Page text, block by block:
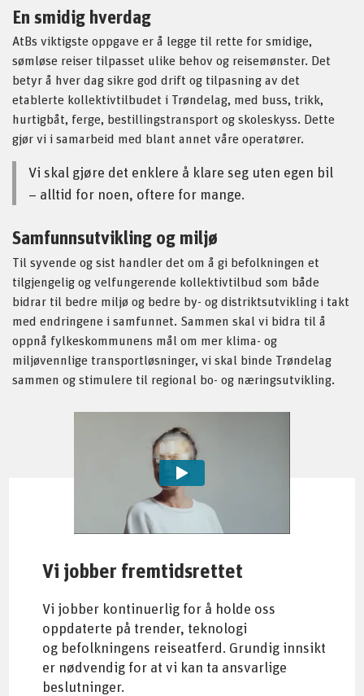
En smidig hverdag
AtBs viktigste oppgave er å legge til rette for smidige,
sømløse reiser tilpasset ulike behov og reisemønster. Det
betyr å hver dag sikre god drift og tilpasning av det
etablerte kollektivtilbudet i Trøndelag, med buss, trikk,
hurtigbåt, ferge, bestillingstransport og skoleskyss. Dette
gjør vi i samarbeid med blant annet våre operatører.
Vi skal gjøre det enklere å klare seg uten egen bil
– alltid for noen, oftere for mange.
Samfunnsutvikling og miljø
Til syvende og sist handler det om å gi befolkningen et
tilgjengelig og velfungerende kollektivtilbud som både
bidrar til bedre miljø og bedre by- og distriktsutvikling i takt
med endringene i samfunnet. Sammen skal vi bidra til å
oppnå fylkeskommunens mål om mer klima- og
miljøvennlige transportløsninger, vi skal binde Trøndelag
sammen og stimulere til regional bo- og næringsutvikling.
Vi jobber fremtidsrettet
Vi jobber kontinuerlig for å holde oss
oppdaterte på trender, teknologi
og befolkningens reiseatferd. Grundig innsikt
er nødvendig for at vi kan ta ansvarlige
beslutninger.